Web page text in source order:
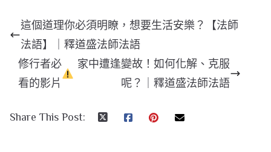
這個道理你必須明瞭，想要生活安樂？【法師
法語】｜釋道盛法師法語
修行者必
看的影片
家中遭逢變故！如何化解、克服
呢？｜釋道盛法師法語
Share This Post: